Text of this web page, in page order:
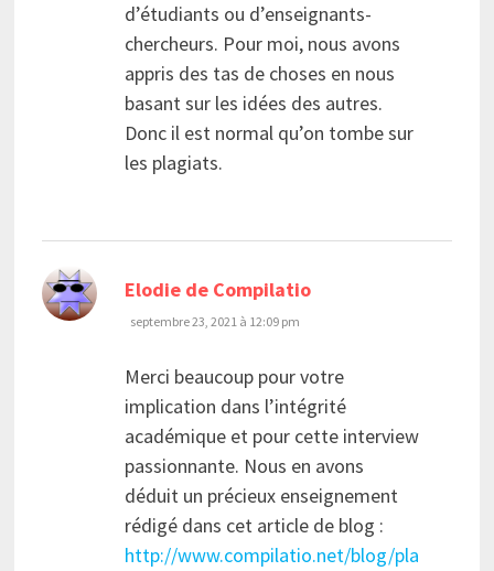
d’étudiants ou d’enseignants-
chercheurs. Pour moi, nous avons
appris des tas de choses en nous
basant sur les idées des autres.
Donc il est normal qu’on tombe sur
les plagiats.
Elodie de Compilatiodit :
septembre 23, 2021 à 12:09 pm
Merci beaucoup pour votre
implication dans l’intégrité
académique et pour cette interview
passionnante. Nous en avons
déduit un précieux enseignement
rédigé dans cet article de blog :
http://www.compilatio.net/blog/pla